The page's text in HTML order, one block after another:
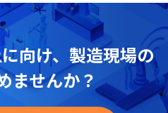
向け、 製造現場の
ませんか？